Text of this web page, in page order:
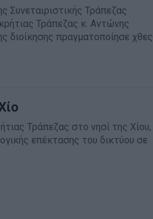
Συνεταιριστικής Τράπεζας
Τράπεζας κ. Αντώνης
διοίκησης πραγματοποίησε χθες
Τράπεζας στο νησί της Χίου,
επέκτασης του δικτύου σε